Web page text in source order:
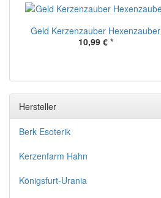
Geld Kerzenzauber Hexenzauber
10,99 € *
Hersteller
Berk Esoterik
Kerzenfarm Hahn
Königsfurt-Urania